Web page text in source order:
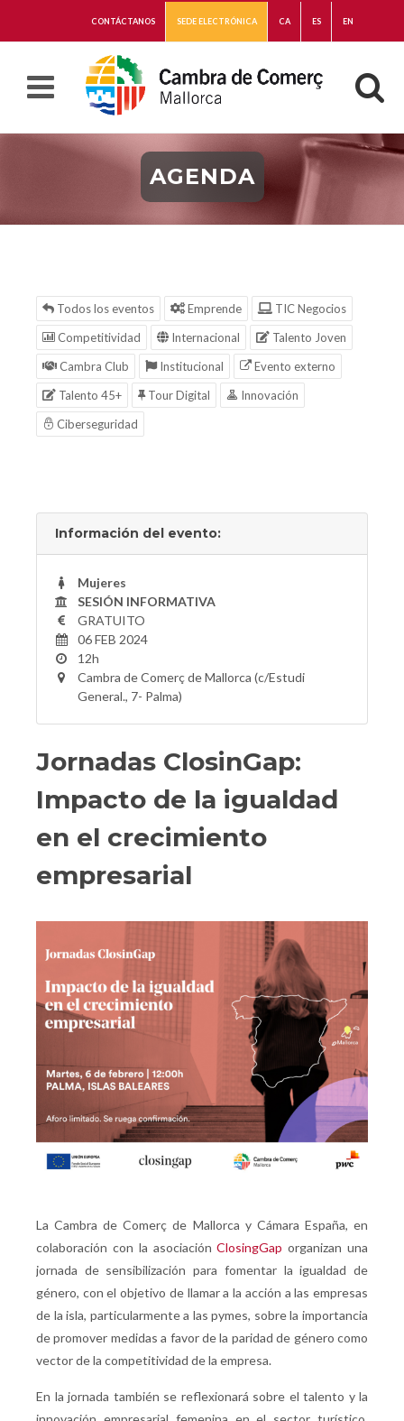
CONTÁCTANOS SEDE ELECTRÓNICA CA ES EN
AGENDA
Todos los eventos Emprende
TIC Negocios
Competitividad
Internacional
Talento Joven
Cambra Club
Institucional
Evento externo
Talento 45+
Tour Digital
Innovación
Ciberseguridad
Información del evento:
Mujeres
SESIÓN INFORMATIVA
GRATUITO
06 FEB 2024
12h
Cambra de Comerç de Mallorca (c/Estudi
General., 7- Palma)
Jornadas ClosinGap:
Impacto de la igualdad
en el crecimiento
empresarial
La Cambra de Comerç de Mallorca y Cámara España, en
colaboración con la asociaciónClosingGap organizan una
jornada de sensibilización para fomentar la igualdad de
género, con el objetivo de llamar a la acción a las empresas
de la isla, particularmente a las pymes, sobre la importancia
de promover medidas a favor de la paridad de género como
vector de la competitividad de la empresa.
En la jornada también se reflexionará sobre el talento y la